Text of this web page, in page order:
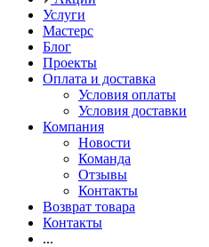
Услуги
Мастерс
Блог
Проекты
Оплата и доставка
Условия оплаты
Условия доставки
Компания
Новости
Команда
Отзывы
Контакты
Возврат товара
Контакты
...